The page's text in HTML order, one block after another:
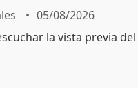
05/08/2026